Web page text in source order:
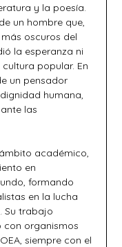
y la poesía.
un hombre que,
oscuros del
la esperanza ni
popular. En
un pensador
humana,
las
académico,
en
formando
en la lucha
Su trabajo
organismos
siempre con el